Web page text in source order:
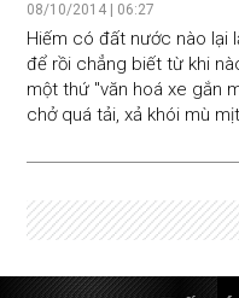
08/10/2014 | 06:27
Hiếm có đất nước nào lại
để rồi chẳng biết từ khi
một thứ "văn hoá xe gắn
chở quá tải, xả khói mù
ấy đã khiến rất nhiều
ấy và đăng tải trên web
thấy hình ảnh mình như